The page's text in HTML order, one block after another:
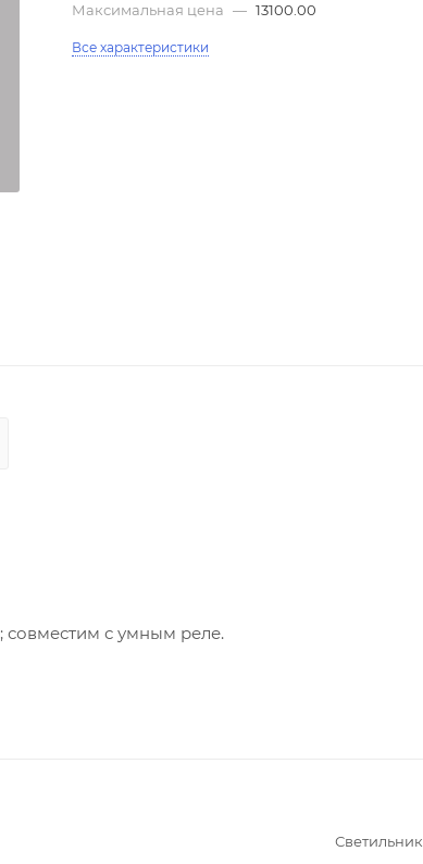
Максимальная цена — 13100.00
Все характеристики
с умным реле.
Светильник